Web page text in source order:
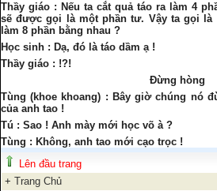
Thầy giáo : Nếu ta cắt quả táo ra làm 4
sẽ được gọi là một phần tư. Vậy ta gọi là
làm 8 phần bằng nhau ?
Học sinh : Dạ, đó là táo dầm ạ !
Thầy giáo : !?!
Đừng hòng
Tùng (khoe khoang) : Bây giờ chúng nó
của anh tao !
Tú : Sao ! Anh mày mới học võ à ?
Tùng : Không, anh tao mới cạo trọc !
Lên đầu trang
+ Trang Chủ